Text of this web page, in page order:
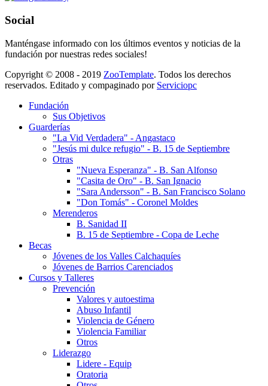
Social
Manténgase informado con los últimos eventos y noticias de la
fundación por nuestras redes sociales!
Copyright © 2008 - 2019 ZooTemplate. Todos los derechos
reservados. Editado y compaginado por Serviciopc
Fundación
Sus Objetivos
Guarderías
"La Vid Verdadera" - Angastaco
"Jesús mi dulce refugio" - B. 15 de Septiembre
Otras
"Nueva Esperanza" - B. San Alfonso
"Casita de Oro" - B. San Ignacio
"Sara Andersson" - B. San Francisco Solano
"Don Tomás" - Coronel Moldes
Merenderos
B. Sanidad II
B. 15 de Septiembre - Copa de Leche
Becas
Jóvenes de los Valles Calchaquíes
Jóvenes de Barrios Carenciados
Cursos y Talleres
Prevención
Valores y autoestima
Abuso Infantil
Violencia de Género
Violencia Familiar
Otros
Liderazgo
Lidere - Equip
Oratoria